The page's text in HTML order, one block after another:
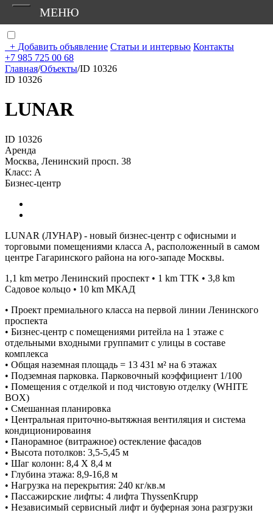
+ Добавить объявление Статьи и интервью Контакты
+7 985 725 00 68
Главная/Объекты/ID 10326
ID 10326
LUNAR
ID 10326
Аренда
Москва, Ленинский просп. 38
Класс: А
Бизнес-центр
LUNAR (ЛУНАР) - новый бизнес-центр с офисными и
торговыми помещениями класса А, расположенный в самом
центре Гагаринского района на юго-западе Москвы.
1,1 km метро Ленинский проспект • 1 km TTK • 3,8 km
Садовое кольцо • 10 km МКАД
• Проект премиального класса на первой линии Ленинского
проспекта
• Бизнес-центр с помещениями ритейла на 1 этаже с
отдельными входными группамит с улицы в составе
комплекса
• Общая наземная площадь = 13 431 м² на 6 этажах
• Подземная парковка. Парковочный коэффициент 1/100
• Помещения с отделкой и под чистовую отделку (WHITE
BOX)
• Смешанная планировка
• Центральная приточно-вытяжная вентиляция и система
кондиционироваиня
• Панорамное (витражное) остекление фасадов
• Высота потолков: 3,5-5,45 м
• Шаг колонн: 8,4 X 8,4 м
• Глубина этажа: 8,9-16,8 м
• Нагрузка на перекрытия: 240 кг/кв.м
• Пассажирские лифты: 4 лифта ThyssenKrupp
• Независимый сервисный лифт и буферная зона разгрузки
МЕНЮ